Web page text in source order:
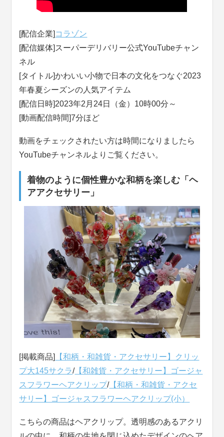
[配信企業] コラゾン
[配信媒体]スーパーデリバリー公式YouTubeチャン
ネル
[タイトル]かわいい小物で日本の文化をつなぐ2023
年春夏シーズンの人気アイテム
[配信日時]2023年2月24日（金）10時00分～
[動画配信時間]7分ほど
動画をチェックされたい方は時間になりましたら
YouTubeチャンネルよりご覧ください。
着物のように個性豊かな和柄を楽しむ「ヘ
アアクセサリー」
[掲載商品]
【和柄・和雑貨・アクセサリー】クリッ
プ大145サクラ/【和雑貨 ・ アクセサリー】ゴージャ
スフラワーヘアクリップ/【和柄・和雑貨・アクセ
サリー】ゴージャスフラワーヘアクリップ(小）
こちらの商品はヘアクリップ。透明感のあるアクリ